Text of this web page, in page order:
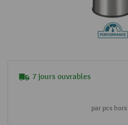
7 jours ouvrables
par pcs